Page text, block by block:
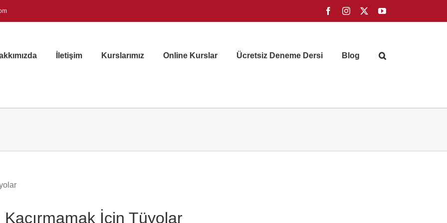
FacebookInstagram YouTube
İletişim Kurslarımız Online Kurslar Ücretsiz Deneme Dersi Blog
İçin Tüyolar